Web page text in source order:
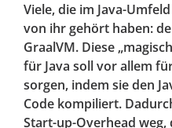
Viele, die im Java-
von ihr gehört haben:
GraalVM. Diese
für Java soll vor allem
sorgen, indem sie den
Code kompiliert.
Start-up-Overhead weg,